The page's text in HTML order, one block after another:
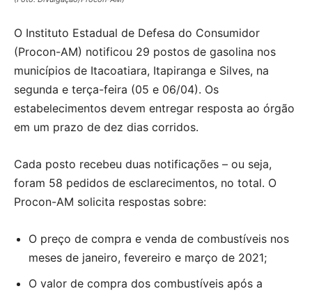
O Instituto Estadual de Defesa do Consumidor
(Procon-AM) notificou 29 postos de gasolina nos
municípios de Itacoatiara, Itapiranga e Silves, na
segunda e terça-feira (05 e 06/04). Os
estabelecimentos devem entregar resposta ao órgão
em um prazo de dez dias corridos.
Cada posto recebeu duas notificações – ou seja,
foram 58 pedidos de esclarecimentos, no total. O
Procon-AM solicita respostas sobre:
O preço de compra e venda de combustíveis nos
meses de janeiro, fevereiro e março de 2021;
O valor de compra dos combustíveis após a